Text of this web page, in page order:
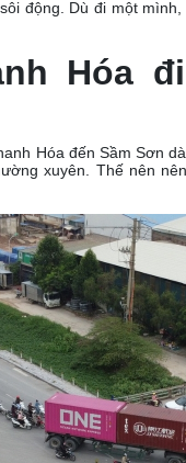
động. Dù đi một
Hóa
Hóa đến Sầm Sơn
xuyên. Thế nên